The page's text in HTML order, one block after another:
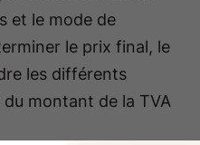
et le mode de
le prix final, le
les différents
montant de la TVA